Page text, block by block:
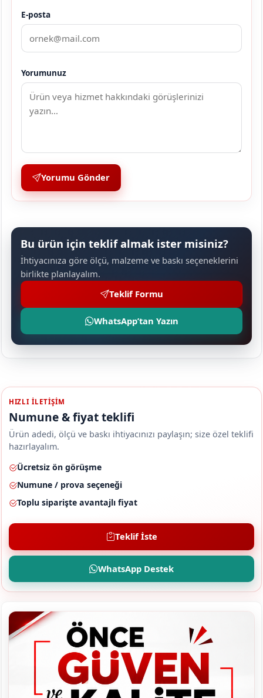
E-posta
Yorumunuz
Yorumu Gönder
Bu ürün için teklif almak ister misiniz?
İhtiyacınıza göre ölçü, malzeme ve baskı seçeneklerini
birlikte planlayalım.
Teklif Formu
WhatsApp’tan Yazın
HIZLI ILETIŞIM
Numune & fiyat teklifi
Ürün adedi, ölçü ve baskı ihtiyacınızı paylaşın; size özel teklifi
hazırlayalım.
Ücretsiz ön görüşme
Numune / prova seçeneği
Toplu siparişte avantajlı fiyat
Teklif İste
WhatsApp Destek